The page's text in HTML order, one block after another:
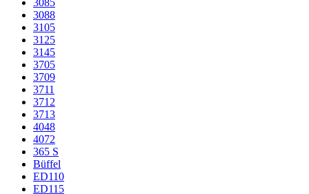
3085
3088
3105
3125
3145
3705
3709
3711
3712
3713
4048
4072
365 S
Büffel
ED110
ED115